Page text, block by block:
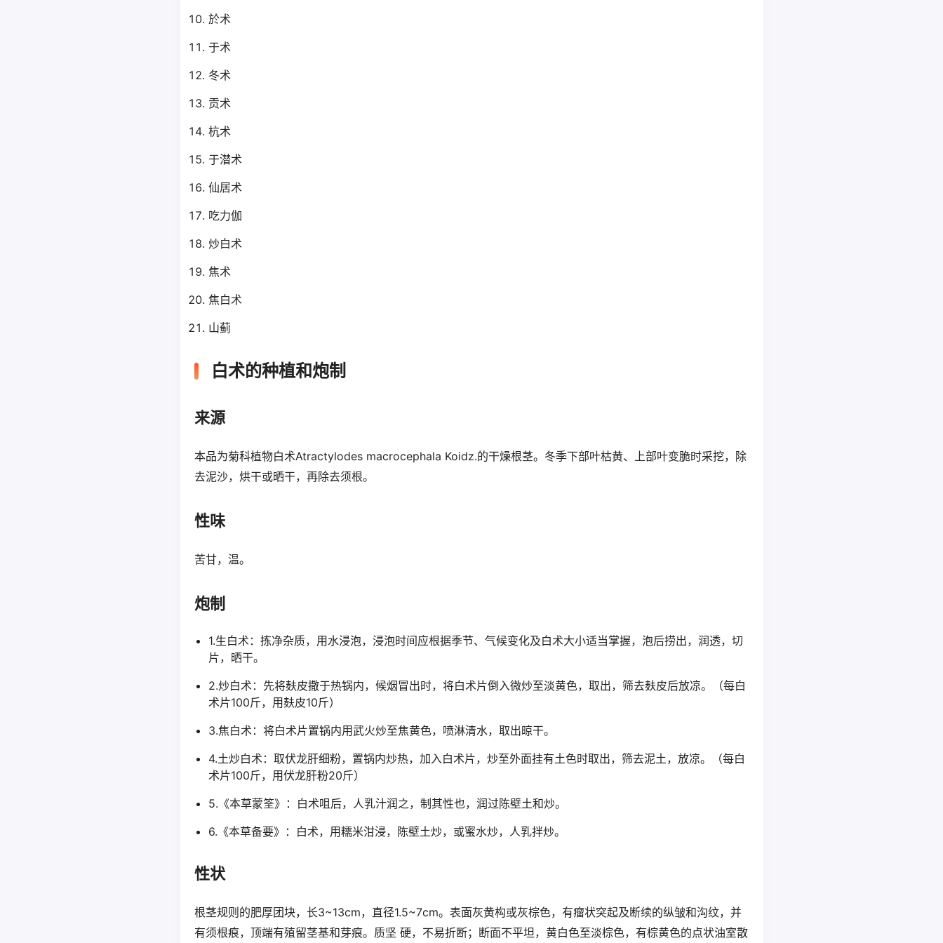
於术
于术
冬术
贡术
杭术
于潜术
仙居术
吃力伽
炒白术
焦术
焦白术
山蓟
白术的种植和炮制
来源
本品为菊科植物白术Atractylodes macrocephala Koidz.的干燥根茎。冬季下部叶枯黄、上部叶变脆时采挖，除
去泥沙，烘干或晒干，再除去须根。
性味
苦甘，温。
炮制
1.生白术：拣净杂质，用水浸泡，浸泡时间应根据季节、气候变化及白术大小适当掌握，泡后捞出，润透，切
片，晒干。
2.炒白术：先将麸皮撒于热锅内，候烟冒出时，将白术片倒入微炒至淡黄色，取出，筛去麸皮后放凉。（每白
术片100斤，用麸皮10斤）
3.焦白术：将白术片置锅内用武火炒至焦黄色，喷淋清水，取出晾干。
4.土炒白术：取伏龙肝细粉，置锅内炒热，加入白术片，炒至外面挂有土色时取出，筛去泥土，放凉。（每白
术片100斤，用伏龙肝粉20斤）
5.《本草蒙筌》：白术咀后，人乳汁润之，制其性也，润过陈壁土和炒。
6.《本草备要》：白术，用糯米泔浸，陈壁土炒，或蜜水炒，人乳拌炒。
性状
根茎规则的肥厚团块，长3~13cm，直径1.5~7cm。表面灰黄构或灰棕色，有瘤状突起及断续的纵皱和沟纹，并
有须根痕，顶端有殖留茎基和芽痕。质坚 硬，不易折断；断面不平坦，黄白色至淡棕色，有棕黄色的点状油室散